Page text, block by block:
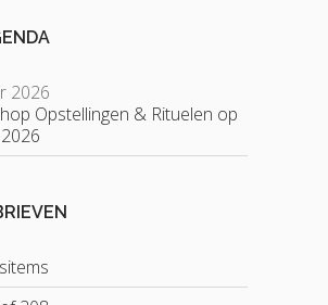
2026
Opstellingen & Rituelen op